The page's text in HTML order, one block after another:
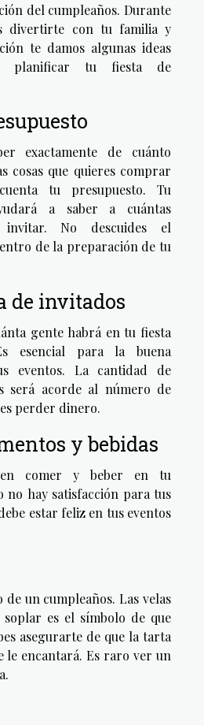
del cumpleaños. Durante
divertirte con tu familia y
te damos algunas ideas
planificar tu fiesta de
exactamente de cuánto
cosas que quieres comprar
tu presupuesto. Tu
a saber a cuántas
invitar. No descuides el
de la preparación de tu
de invitados
gente habrá en tu fiesta
esencial para la buena
eventos. La cantidad de
será acorde al número de
perder dinero.
y bebidas
comer y beber en tu
no hay satisfacción para tus
estar feliz en tus eventos
un cumpleaños. Las velas
soplar es el símbolo de que
asegurarte de que la tarta
le encantará. Es raro ver un